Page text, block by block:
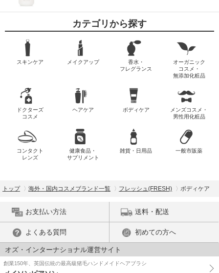
カテゴリから探す
スキンケア メイクアップ
香水・
フレグランス
オーガニック
コスメ・
無添加化粧品
ドクターズ
コスメ
ヘアケア ボディケア
メンズコスメ・
男性用化粧品
コンタクト
レンズ
健康食品・
サプリメント
雑貨・日用品 一般市販薬
トップ 海外・国内コスメブランド一覧 フレッシュ(FRESH) ボディケア
お支払い方法 送料・配送
よくある質問 初めての方へ
オズ・インターナショナル運営サイト
創業150年、英国伝統の最高級猪毛ハンドメイドヘアブラシ